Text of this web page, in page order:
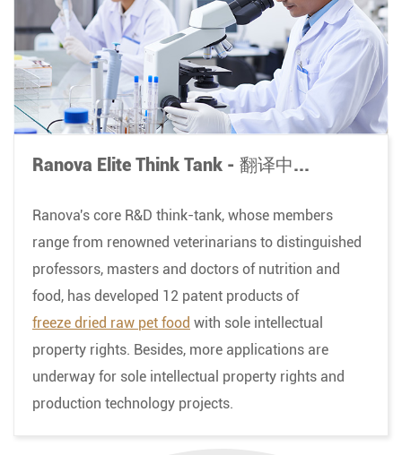
Ranova Elite Think Tank - 翻译中...
Ranova's core R&D think-tank, whose members
range from renowned veterinarians to distinguished
professors, masters and doctors of nutrition and
food, has developed 12 patent products of
freeze dried raw pet food with sole intellectual
property rights. Besides, more applications are
underway for sole intellectual property rights and
production technology projects.